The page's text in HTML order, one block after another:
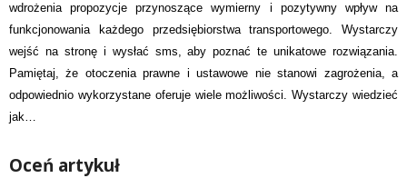
wdrożenia propozycje przynoszące wymierny i pozytywny wpływ na
funkcjonowania każdego przedsiębiorstwa transportowego. Wystarczy
wejść na stronę i wysłać sms, aby poznać te unikatowe rozwiązania.
Pamiętaj, że otoczenia prawne i ustawowe nie stanowi zagrożenia, a
odpowiednio wykorzystane oferuje wiele możliwości. Wystarczy wiedzieć
jak…
Oceń artykuł